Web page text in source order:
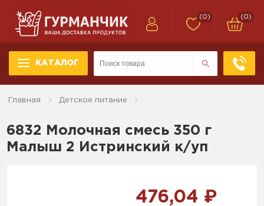
КАТАЛОГ
(0) (0)
Главная Детское питание
6832 Молочная смесь 350 г
Малыш 2 Истринский к/уп
476,04 ₽